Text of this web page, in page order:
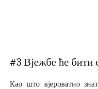
#3 Вјежбе ће бити
Као што вјероватно